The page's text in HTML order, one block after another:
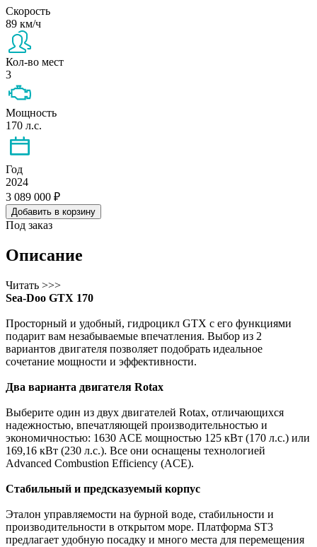
Скорость
89 км/ч
Кол-во мест
3
Мощность
170 л.с.
Год
2024
3 089 000 ₽
Добавить в корзину
Под заказ
Описание
Читать >>>
Sea-Doo GTX 170
Просторный и удобный, гидроцикл GTX с его функциями
подарит вам незабываемые впечатления. Выбор из 2
вариантов двигателя позволяет подобрать идеальное
сочетание мощности и эффективности.
Два варианта двигателя Rotax
Выберите один из двух двигателей Rotax, отличающихся
надежностью, впечатляющей производительностью и
экономичностью: 1630 ACE мощностью 125 кВт (170 л.с.) или
169,16 кВт (230 л.с.). Все они оснащены технологией
Advanced Combustion Efficiency (ACE).
Стабильный и предсказуемый корпус
Эталон управляемости на бурной воде, стабильности и
производительности в открытом море. Платформа ST3
предлагает удобную посадку и много места для перемещения